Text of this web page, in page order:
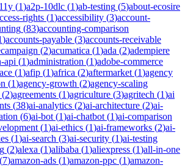
(1)a2p-10dlc (1)ab-testing (5)about-ecosire
rights (1)accessibility (3)account-
(83)accounting-comparison
)accounts-payable (3)accounts-receivable
(2)acumatica (1)ada (2)adempiere
api (1)administration (1)adobe-commerce
(1)afip (1)africa (2)aftermarket (1)agency
(1)agency-growth (2)agency-scaling
(2)agreements (1)agriculture (3)agritech (1)ai
(38)ai-analytics (2)ai-architecture (2)ai-
(6)ai-bot (1)ai-chatbot (1)ai-comparison
(1)ai-ethics (1)ai-frameworks (2)ai-
(1)ai-search (3)ai-security (1)ai-testing
(2)alexa (1)alibaba (1)aliexpress (1)all-in-one
(7)amazon-ads (1)amazon-ppc (1)amazon-